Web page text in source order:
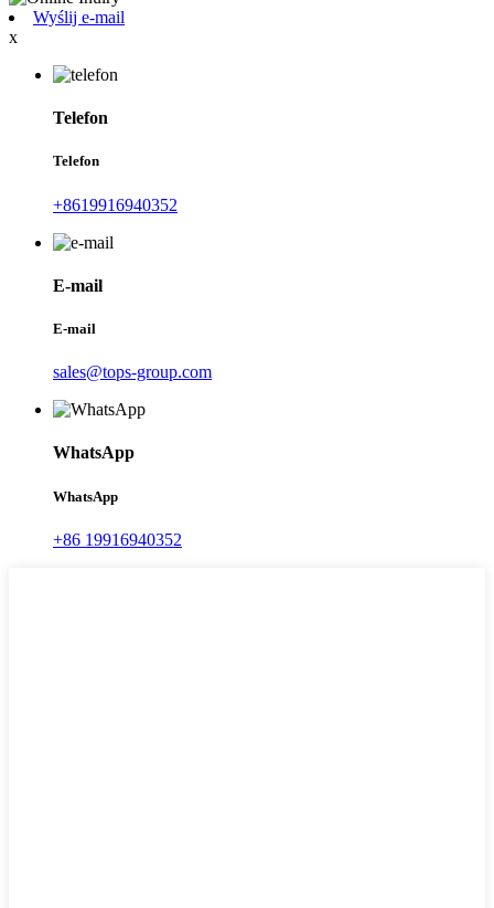
Wyślij e-mail
x
Telefon
Telefon
+8619916940352
E-mail
E-mail
sales@tops-group.com
WhatsApp
WhatsApp
+86 19916940352